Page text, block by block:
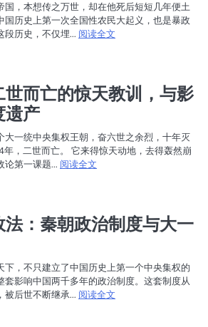
国，本想传之万世，却在他死后短短几年便土
国历史上第一次全国性农民大起义，也是暴政
段历史，不仅埋... 阅读全文
世而亡的惊天教训，与影
遗产
大一统中央集权王朝，奋六世之余烈，十年灭
年，二世而亡。 它来得惊天动地，去得轰然崩
论第一课题... 阅读全文
：秦朝政治制度与大一
下，不只建立了中国历史上第一个中央集权的
套影响中国两千多年的政治制度。这套制度从
被后世不断继承... 阅读全文